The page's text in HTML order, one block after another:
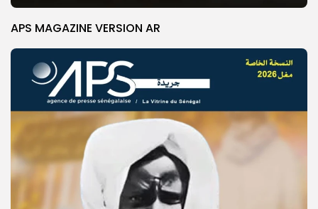
APS MAGAZINE VERSION AR